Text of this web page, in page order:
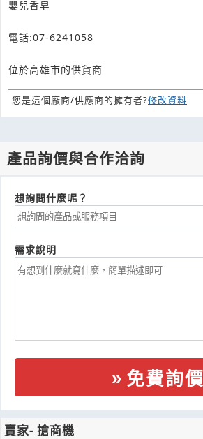
嬰兒香皂
電話:07-6241058
位於高雄市的供貨商
您是這個廠商/供應商的擁有者?修改資料
產品詢價與合作洽詢
想詢問什麼呢？
需求說明
免費詢價
賣家- 搶商機